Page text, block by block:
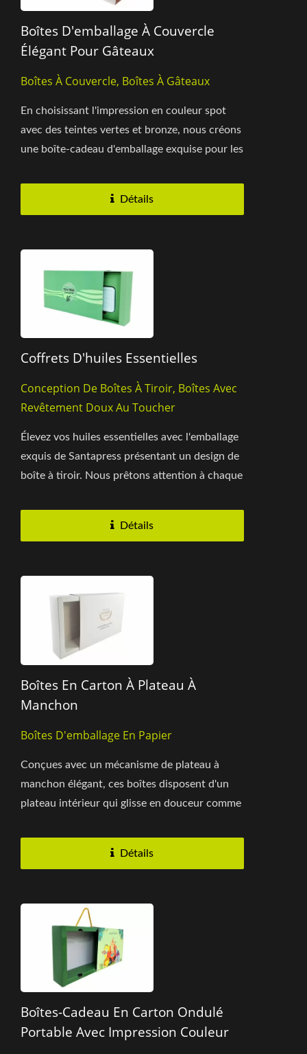
Boîtes D'emballage À Couvercle
Élégant Pour Gâteaux
Boîtes À Couvercle, Boîtes À Gâteaux
En choisissant l'impression en couleur spot
avec des teintes vertes et bronze, nous créons
une boîte-cadeau d'emballage exquise pour les
Détails
Coffrets D'huiles Essentielles
Conception De Boîtes À Tiroir, Boîtes Avec
Revêtement Doux Au Toucher
Élevez vos huiles essentielles avec l'emballage
exquis de Santapress présentant un design de
boîte à tiroir. Nous prêtons attention à chaque
Détails
Boîtes En Carton À Plateau À
Manchon
Boîtes D'emballage En Papier
Conçues avec un mécanisme de plateau à
manchon élégant, ces boîtes disposent d'un
plateau intérieur qui glisse en douceur comme
Détails
Boîtes-Cadeau En Carton Ondulé
Portable Avec Impression Couleur